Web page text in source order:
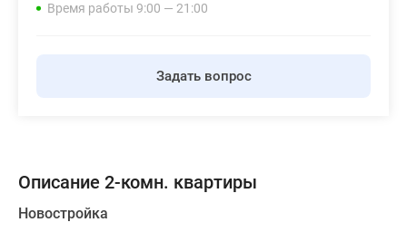
Время работы 9:00 — 21:00
Задать вопрос
Описание 2-комн. квартиры
Новостройка